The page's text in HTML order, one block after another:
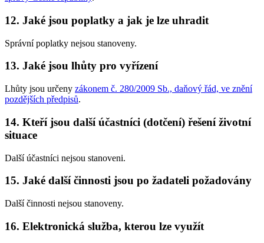
12. Jaké jsou poplatky a jak je lze uhradit
Správní poplatky nejsou stanoveny.
13. Jaké jsou lhůty pro vyřízení
Lhůty jsou určeny zákonem č. 280/2009 Sb., daňový řád, ve znění
pozdějších předpisů.
14. Kteří jsou další účastníci (dotčení) řešení životní
situace
Další účastníci nejsou stanoveni.
15. Jaké další činnosti jsou po žadateli požadovány
Další činnosti nejsou stanoveny.
16. Elektronická služba, kterou lze využít